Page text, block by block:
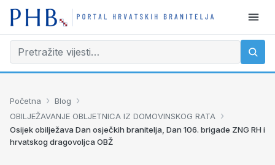
Početna › Blog ›
OBILJEŽAVANJE OBLJETNICA IZ DOMOVINSKOG RATA ›
Osijek obilježava Dan osječkih branitelja, Dan 106. brigade ZNG RH i
hrvatskog dragovoljca OBŽ